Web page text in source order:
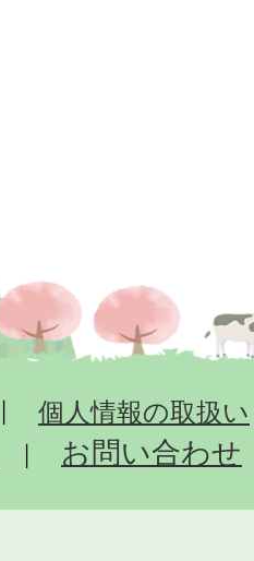
個人情報の取扱い
お問い合わせ